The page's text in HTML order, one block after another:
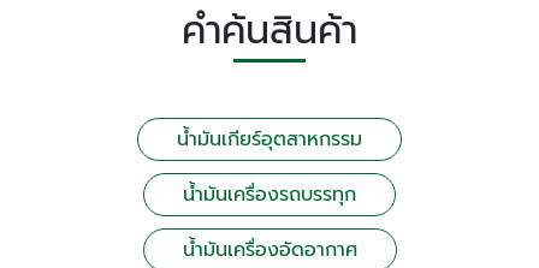
คำค้นสินค้า
น้ำมันเกียร์อุตสาหกรรม
น้ำมันเครื่องรถบรรทุก
น้ำมันเครื่องอัดอากาศ